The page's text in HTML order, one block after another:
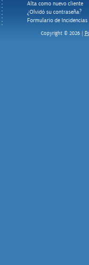
Alta como nuevo cliente
¿Olvidó su contraseña?
Formulario de Incidencias
Copyright © 2026 |